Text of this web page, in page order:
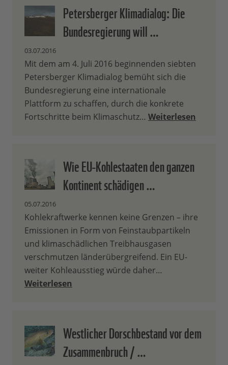
Petersberger Klimadialog: Die
Bundesregierung will …
03.07.2016
Mit dem am 4. Juli 2016 beginnenden siebten
Petersberger Klimadialog bemüht sich die
Bundesregierung eine internationale
Plattform zu schaffen, durch die konkrete
Fortschritte beim Klimaschutz… Weiterlesen
Wie EU-Kohlestaaten den ganzen
Kontinent schädigen …
05.07.2016
Kohlekraftwerke kennen keine Grenzen – ihre
Emissionen in Form von Feinstaubpartikeln
und klimaschädlichen Treibhausgasen
verschmutzen länderübergreifend. Ein EU-
weiter Kohleausstieg würde daher…
Weiterlesen
Westlicher Dorschbestand vor dem
Zusammenbruch / …